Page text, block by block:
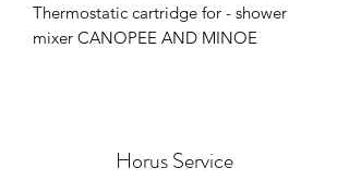
Thermostatic cartridge for - shower
mixer CANOPEE AND MINOE
Horus Service